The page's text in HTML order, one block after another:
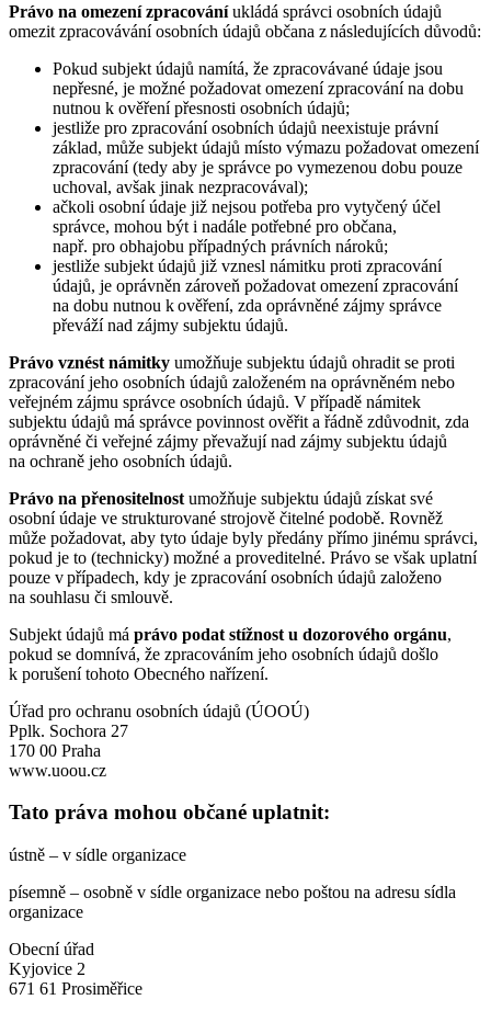
Právo na omezení zpracováníukládá správci osobních údajů
omezit zpracovávání osobních údajů občana z následujících důvodů:
Pokud subjekt údajů namítá, že zpracovávané údaje jsou
nepřesné, je možné požadovat omezení zpracování na dobu
nutnou k ověření přesnosti osobních údajů;
jestliže pro zpracování osobních údajů neexistuje právní
základ, může subjekt údajů místo výmazu požadovat omezení
zpracování (tedy aby je správce po vymezenou dobu pouze
uchoval, avšak jinak nezpracovával);
ačkoli osobní údaje již nejsou potřeba pro vytyčený účel
správce, mohou být i nadále potřebné pro občana,
např. pro obhajobu případných právních nároků;
jestliže subjekt údajů již vznesl námitku proti zpracování
údajů, je oprávněn zároveň požadovat omezení zpracování
na dobu nutnou k ověření, zda oprávněné zájmy správce
převáží nad zájmy subjektu údajů.
Právo vznést námitky umožňuje subjektu údajů ohradit se proti
zpracování jeho osobních údajů založeném na oprávněném nebo
veřejném zájmu správce osobních údajů. V případě námitek
subjektu údajů má správce povinnost ověřit a řádně zdůvodnit, zda
oprávněné či veřejné zájmy převažují nad zájmy subjektu údajů
na ochraně jeho osobních údajů.
Právo na přenositelnost umožňuje subjektu údajů získat své
osobní údaje ve strukturované strojově čitelné podobě. Rovněž
může požadovat, aby tyto údaje byly předány přímo jinému správci,
pokud je to (technicky) možné a proveditelné. Právo se však uplatní
pouze v případech, kdy je zpracování osobních údajů založeno
na souhlasu či smlouvě.
Subjekt údajů má právo podat stížnost u dozorového orgánu,
pokud se domnívá, že zpracováním jeho osobních údajů došlo
k porušení tohoto Obecného nařízení.
Úřad pro ochranu osobních údajů (ÚOOÚ)
Pplk. Sochora 27
170 00 Praha
www.uoou.cz
Tato práva mohou občané uplatnit:
ústně – v sídle organizace
písemně – osobně v sídle organizace nebo poštou na adresu sídla
organizace
Obecní úřad
Kyjovice 2
671 61 Prosiměřice